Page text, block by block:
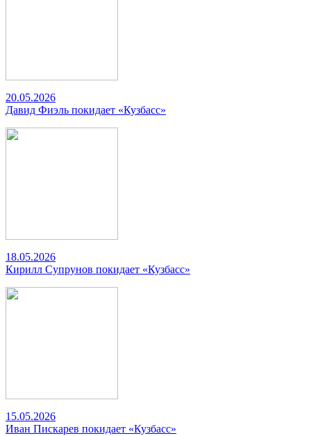
20.05.2026
Давид Фиэль покидает «Кузбасс»
18.05.2026
Кирилл Супрунов покидает «Кузбасс»
15.05.2026
Иван Пискарев покидает «Кузбасс»